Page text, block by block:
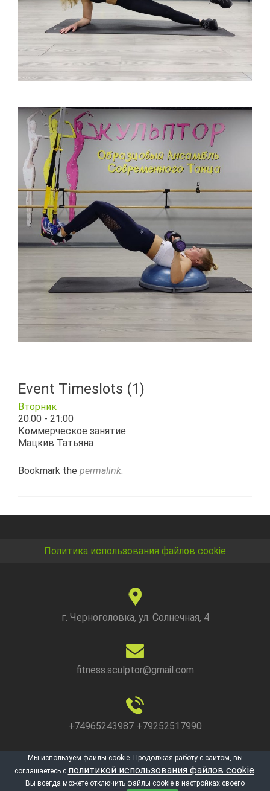
Event Timeslots (1)
Вторник
20:00 - 21:00
Коммерческое занятие
Мацкив Татьяна
Bookmark the permalink.
Политика использования файлов cookie
г. Черноголовка, ул. Солнечная, 4
fitness.sculptor@gmail.com
+74965243987 +79252517990
Zerif Litedeveloped byThemeIsle
Мы используем файлы cookie. Продолжая работу с сайтом, вы
соглашаетесь с политикой использования файлов cookie.
Вы всегда можете отключить файлы cookie в настройках своего